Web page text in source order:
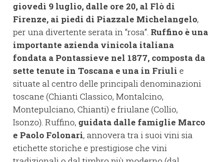
giovedì 9 luglio, dalle ore 20, al Flò di
Firenze, ai piedi di Piazzale Michelangelo,
per una divertente serata in “rosa”. Ruffino è una
importante azienda vinicola italiana
fondata a Pontassieve nel 1877, composta da
sette tenute in Toscana e una in Friuli e
situate al centro delle principali denominazioni
toscane (Chianti Classico, Montalcino,
Montepulciano, Chianti) e friulane (Collio,
Isonzo). Ruffino, guidata dalle famiglie Marco
e Paolo Folonari, annovera tra i suoi vini sia
etichette storiche e prestigiose che vini